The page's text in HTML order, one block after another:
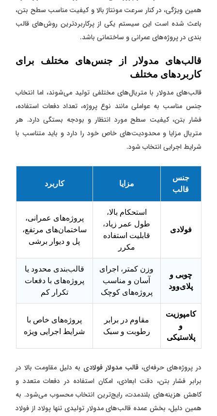
همین ویژگی، در کنار سرعت مونتاژ بالا و کیفیت مناسب سطح بتن،
باعث شده است این سیستم یکی از پرکاربردترین روش‌های قالب
بندی در پروژه‌های عمرانی و ساختمانی باشد.
قالب‌های مدولار از جنس‌های مختلف برای
کاربردهای مختلف
قالب‌های مدولار با متریال‌های مختلفی تولید می‌شوند، اما انتخاب
جنس مناسب به عواملی مانند نوع پروژه، تعداد دفعات استفاده،
فشار بتن، کیفیت سطح مورد انتظار و بودجه بستگی دارد. هر
متریال مزایا و محدودیت‌های خاص خود را دارد و باید متناسب با
شرایط اجرایی انتخاب شود.
جنس
قالب
مزایا کاربرد
فولادی
استحکام بالا،
طول عمر زیاد،
قابلیت استفاده
مکرر
پروژه‌های عمرانی،
ساختمان‌های مرتفع،
پل و دیوار برشی
چوبی و
پلای‌وود
وزن کمتر، اجرای
آسان و مناسب
پروژه‌های کوچک
قالب‌بندی محدود یا
پروژه‌های با دفعات
تکرار کم
کامپوزیت
و
پلاستیکی
مقاوم در برابر
رطوبت و سبک
پروژه‌های خاص با
شرایط اجرایی ویژه
در پروژه‌های حرفه‌ای، قالب مدولار فولادی به دلیل مقاومت بالا در
برابر فشار بتن، دقت ابعادی، امکان استفاده در دفعات متعدد و
کاهش هزینه‌های بلندمدت، رایج‌ترین انتخاب محسوب می‌شود. به
همین دلیل، بخش عمده قالب‌های مدولار تولیدی تنها پولاد از فولاد